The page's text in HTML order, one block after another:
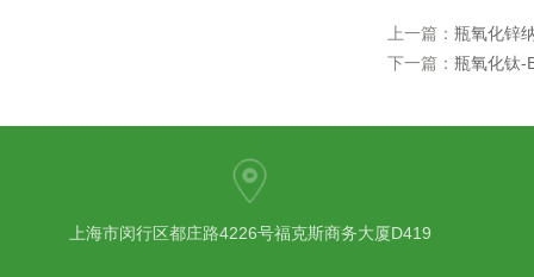
上一篇： 瓶氧化锌
下一篇： 瓶氧化钛-
上海市闵行区都庄路4226号福克斯商务大厦D419